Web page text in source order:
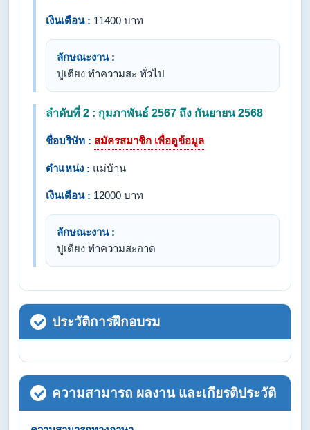
เงินเดือน : 11400 บาท
ลักษณะงาน :
ปูเตียง ทำความสะ ทั่วไป
ลำดับที่ 2 : กุมภาพันธ์ 2567 ถึง กันยายน 2568
ชื่อบริษัท : สมัครสมาชิก เพื่อดูข้อมูล
ตำแหน่ง : แม่บ้าน
เงินเดือน : 12000 บาท
ลักษณะงาน :
ปูเตียง ทำความสะอาด
ประวัติการฝึกอบรม
ความสามารถ ผลงาน และเกียรติประวัติ